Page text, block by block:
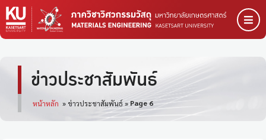
ข่าวประชาสัมพันธ์
หน้าหลัก » ข่าวประชาสัมพันธ์»Page 6